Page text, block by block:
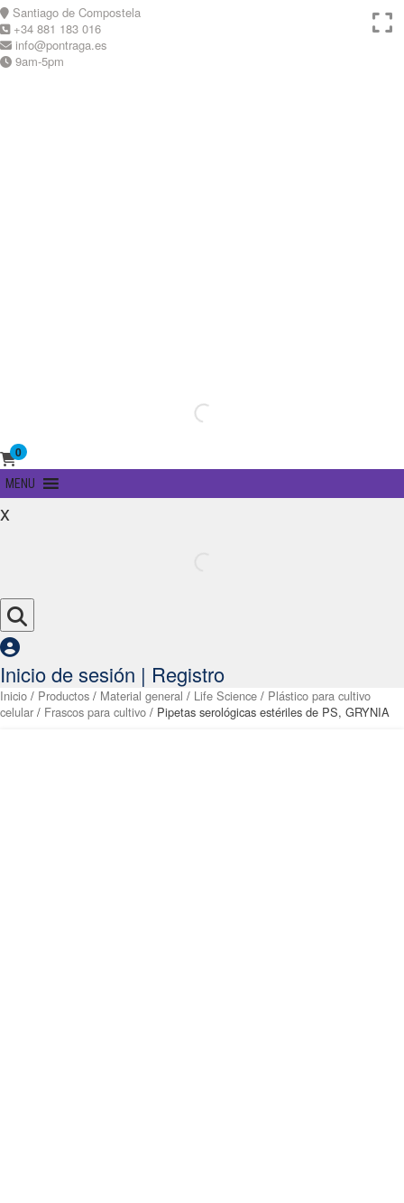
Skip
to
content
Santiago de Compostela
+34 881 183 016
info@pontraga.es
9am-5pm
0
Primary
Menu
MENU
x
Inicio de sesión | Registro
Inicio / Productos / Material general / Life Science / Plástico para cultivo
celular / Frascos para cultivo / Pipetas serológicas estériles de PS, GRYNIA